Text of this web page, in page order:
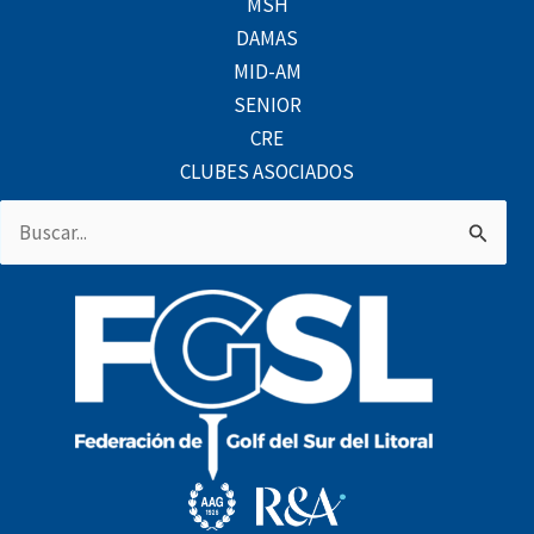
DAMAS
MID-AM
SENIOR
CRE
CLUBES ASOCIADOS
Buscar
por: